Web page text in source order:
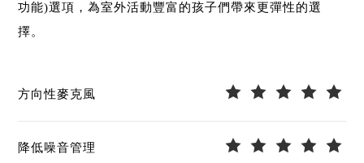
功能)選項，為室外活動豐富的孩子們帶來更彈性的選
擇。
方向性麥克風
降低噪音管理